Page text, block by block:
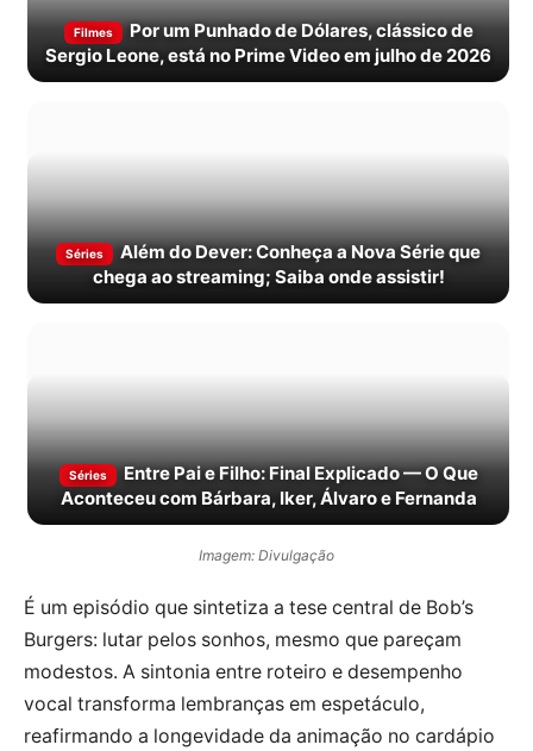
Filmes
Por um Punhado de Dólares, clássico de
Sergio Leone, está no Prime Video em julho de 2026
Séries
Além do Dever: Conheça a Nova Série que
chega ao streaming; Saiba onde assistir!
Séries
Entre Pai e Filho: Final Explicado — O Que
Aconteceu com Bárbara, Iker, Álvaro e Fernanda
Imagem: Divulgação
É um episódio que sintetiza a tese central de Bob’s
Burgers: lutar pelos sonhos, mesmo que pareçam
modestos. A sintonia entre roteiro e desempenho
vocal transforma lembranças em espetáculo,
reafirmando a longevidade da animação no cardápio